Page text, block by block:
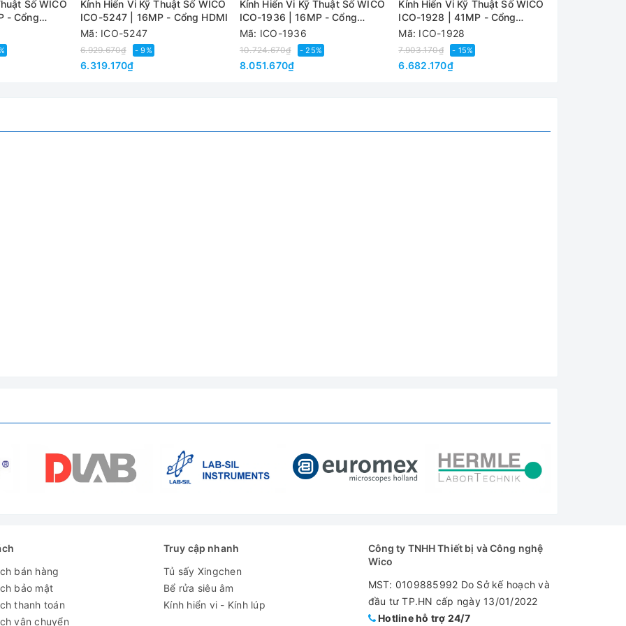
1920x1080 ở 60FPS （Đối với HDMI）
ở 30FPS; 640x480 ở 30FPS; 320x240 ở 30FPS
trị
dọc, vị trí bất kỳ
kính C-mount zoom 130x
Số WICO
- Cổng
Kính Hiển Vi Kỹ Thuật Số WICO
ICO-5247 | 16MP - Cổng HDMI
Mã: ICO-5247
6.929.670₫ - 9%
6.319.170₫
Kính Hiển Vi Kỹ Thuật Số WICO
ICO-1936 | 16MP - Cổng
HDMI/USB
Mã: ICO-1936
10.724.670₫ - 25%
8.051.670₫
Kính Hiển Vi Kỹ Thuật Số WICO
ICO-1928 | 41MP - Cổng
HDMI/USB
Mã: ICO-1928
7.903.170₫ - 15%
6.682.170₫
bán hàng
bảo mật
thanh toán
vận chuyển
Truy cập nhanh
Tủ sấy Xingchen
Bể rửa siêu âm
Kính hiển vi - Kính lúp
Công ty TNHH Thiết bị và Công nghệ
Wico
MST: 0109885992 Do Sở kế hoạch và
đầu tư TP.HN cấp ngày 13/01/2022
Hotline hỗ trợ 24/7